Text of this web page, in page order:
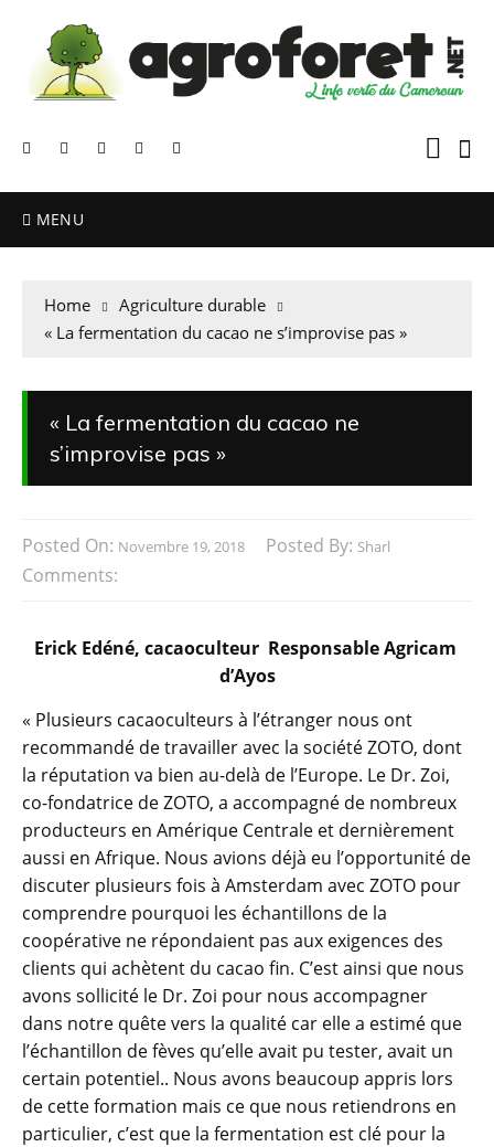
MENU
Home
Agriculture durable
« La fermentation du cacao ne s’improvise pas »
« La fermentation du cacao ne
s’improvise pas »
Posted On: Novembre 19, 2018 Posted By: Sharl
Comments:
Erick Edéné, cacaoculteur Responsable Agricam
d’Ayos
« Plusieurs cacaoculteurs à l’étranger nous ont
recommandé de travailler avec la société ZOTO, dont
la réputation va bien au-delà de l’Europe. Le Dr. Zoi,
co-fondatrice de ZOTO, a accompagné de nombreux
producteurs en Amérique Centrale et dernièrement
aussi en Afrique. Nous avions déjà eu l’opportunité de
discuter plusieurs fois à Amsterdam avec ZOTO pour
comprendre pourquoi les échantillons de la
coopérative ne répondaient pas aux exigences des
clients qui achètent du cacao fin. C’est ainsi que nous
avons sollicité le Dr. Zoi pour nous accompagner
dans notre quête vers la qualité car elle a estimé que
l’échantillon de fèves qu’elle avait pu tester, avait un
certain potentiel.. Nous avons beaucoup appris lors
de cette formation mais ce que nous retiendrons en
particulier, c’est que la fermentation est clé pour la